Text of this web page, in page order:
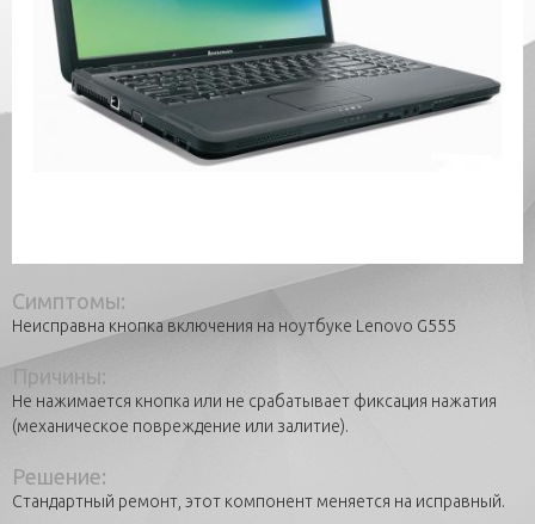
Симптомы:
Неисправна кнопка включения на ноутбуке Lenovo G555
Причины:
Не нажимается кнопка или не срабатывает фиксация нажатия
(механическое повреждение или залитие).
Решение:
Стандартный ремонт, этот компонент меняется на исправный.